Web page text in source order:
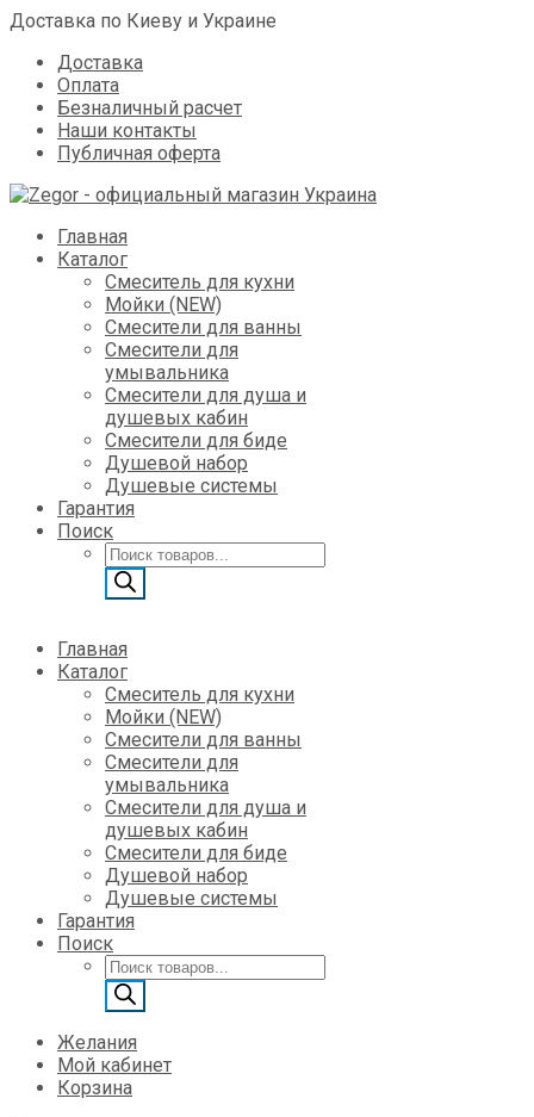
Доставка по Киеву и Украине
Доставка
Оплата
Безналичный расчет
Наши контакты
Публичная оферта
Skip
Главная
Каталог
Смеситель для кухни
Мойки (NEW)
Смесители для ванны
Смесители для
умывальника
Смесители для душа и
душевых кабин
Смесители для биде
Душевой набор
Душевые системы
Гарантия
Поиск
Поиск
товаров
Главная
Каталог
Смеситель для кухни
Мойки (NEW)
Смесители для ванны
Смесители для
умывальника
Смесители для душа и
душевых кабин
Смесители для биде
Душевой набор
Душевые системы
Гарантия
Поиск
Поиск
товаров
Желания
Мой кабинет
Корзина